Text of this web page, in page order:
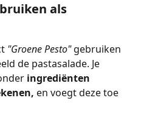
als
"Groene Pesto" gebruiken
de pastasalade. Je
ingrediënten
en voegt deze toe